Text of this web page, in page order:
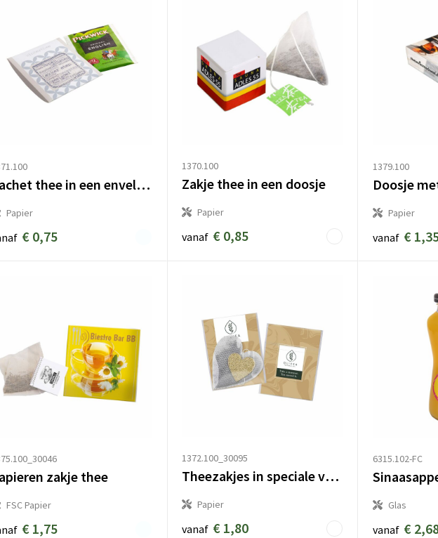
Sachet thee in een envelopje
Papier
€ 0,75
1370.100
Zakje thee in een doosje
Papier
vanaf € 0,85
1379.100
Doosje
Papier
vanaf €
zakje thee
FSC Papier
€ 1,75
1372.100_30095
Theezakjes in speciale vormen
Papier
vanaf € 1,80
6315.102-FC
Glas
vanaf €